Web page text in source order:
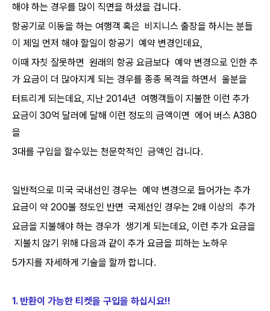
해야 하는 경우를 많이 직면을 하셨을 겁니다.
항공기로 이동을 하는 여행객 혹은 비지니스 출장을 하시는 분들
이 제일 먼저 해야 할일이 항공기 예약 변경인데요,
이때 자칫 잘못하면 원래의 항공 요금보다 예약 변경으로 인한 추
가 요금이 더 많아지게 되는 경우를 종종 목격을 하면서 울분을
터트리게 되는데요, 지난 2014년 여행객들이 지불한 이런 추가
요금이 30억 달러에 달해 이런 정도의 금액이면 에어 버스 A380
을
3대를 구입을 할수있는 천문학적인 금액인 겁니다.
일반적으로 미국 국내선인 경우는 예약 변경으로 들어가는 추가
요금이 약 200불 정도인 반면 국제선인 경우는 2배 이상의 추가
요금을 지불해야 하는 경우가 생기게 되는데요, 이런 추가 요금을
지불치 않기 위해 다음과 같이 추가 요금을 피하는 노하우
5가지를 자세하게 기술을 할까 합니다.
1. 반환이 가능한 티켓을 구입을 하십시요!!